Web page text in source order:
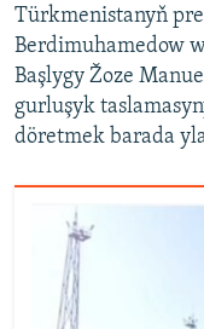
Türkmenistanyň
Berdimuhamedow
Başlygy Žoze
gurluşyk
döretmek barada